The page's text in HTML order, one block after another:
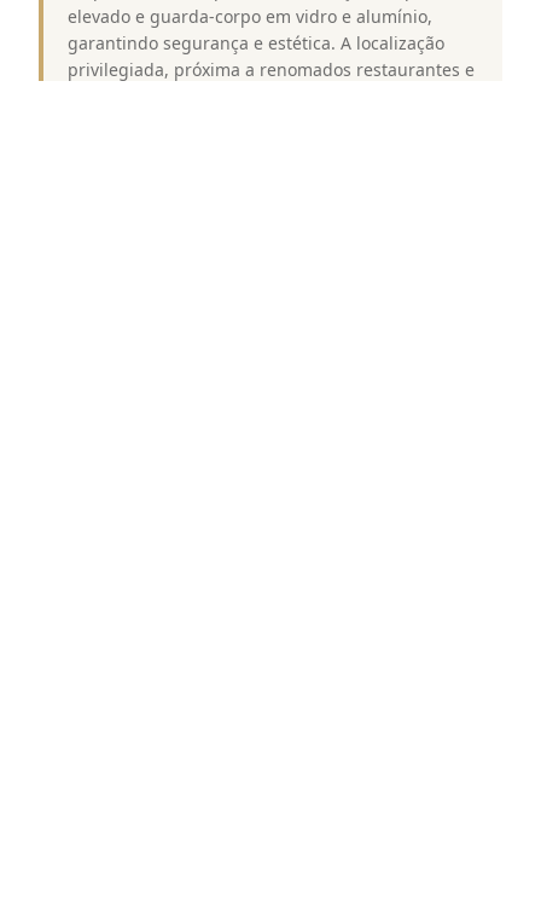
elevado e guarda-corpo em vidro e alumínio,
garantindo segurança e estética. A localização
privilegiada, próxima a renomados restaurantes e